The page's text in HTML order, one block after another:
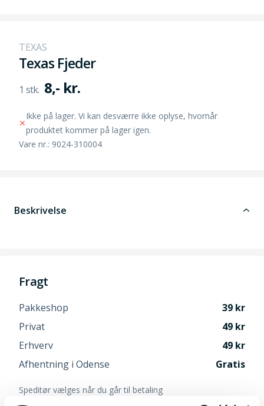
TEXAS
Texas Fjeder
8,- kr.
Ikke på lager. Vi kan desværre ikke oplyse, hvornår
produktet kommer på lager igen.
Vare nr.: 9024-310004
Beskrivelse
Fragt
Pakkeshop
39
Privat
49
Erhverv
49
Afhentning i Odense
Gratis
Speditør vælges når du går til betaling